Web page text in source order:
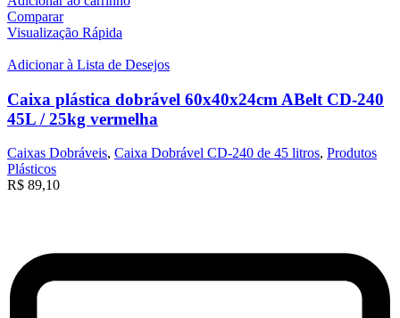
Comparar
Visualização Rápida
Adicionar à Lista de Desejos
Caixa plástica dobrável 60x40x24cm ABelt CD-240
45L / 25kg vermelha
Caixas Dobráveis, Caixa Dobrável CD-240 de 45 litros, Produtos
Plásticos
R$ 89,10